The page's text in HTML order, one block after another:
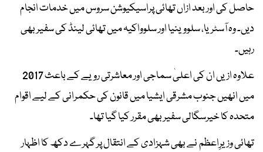
حاصل کی اور بعد ازاں تھائی پراسیکیوشن سروس میں خدمات انجام
دیں۔ وہ آسٹریا، سلووینیا اور سلوواکیہ میں تھائی لینڈ کی سفیر بھی
رہیں۔
علاوہ ازیں ان کی اعلیٰ سماجی اور معاشرتی رویے کے باعث 2017
میں انھیں جنوب مشرقی ایشیا میں قانون کی حکمرانی کے لیے اقوام
متحدہ کا خیرسگالی سفیر بھی مقرر کیا گیا تھا۔
تھائی وزیرِاعظم نے بھی شہزادی کے انتقال پر گہرے دکھ کا اظہار